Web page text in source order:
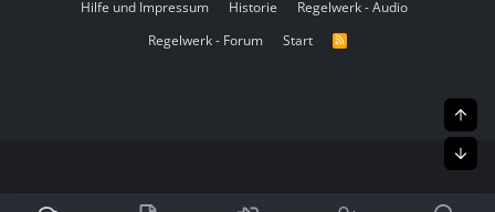
Hilfe und Impressum
Historie
Regelwerk - Audio
Regelwerk - Forum
Start
R
S